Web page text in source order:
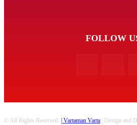
FOLLOW
© All Rights Reserved. | Vartaman Varta | Design and